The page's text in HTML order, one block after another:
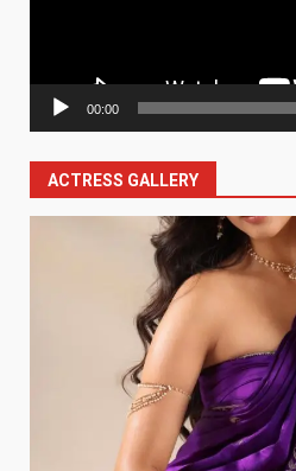
00:00
ACTRESS GALLERY